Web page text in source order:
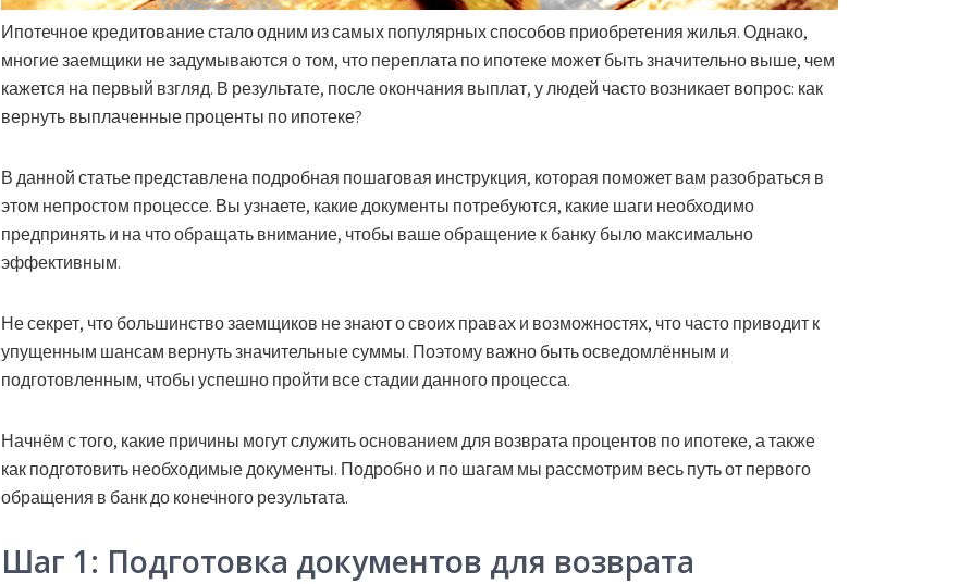
Ипотечное кредитованиестало одним из самых популярных способов приобретения жилья. Однако,
многие заемщики не задумываются о том, что переплата по ипотеке может быть значительно выше, чем
кажется на первый взгляд. В результате, после окончания выплат, у людей часто возникает вопрос: как
вернуть выплаченные проценты по ипотеке?
В данной статье представленаподробная пошаговая инструкция, которая поможет вам разобраться в
этом непростом процессе. Вы узнаете, какие документы потребуются, какие шаги необходимо
предпринять и на что обращать внимание, чтобы ваше обращение к банку было максимально
эффективным.
Не секрет, что большинство заемщиков не знают о своих правах и возможностях, что часто приводит к
упущенным шансам вернуть значительные суммы. Поэтому важно быть осведомлённым и
подготовленным, чтобы успешно пройти все стадии данного процесса.
Начнём с того, какие причины могут служить основанием для возврата процентов по ипотеке, а также
как подготовить необходимые документы. Подробно и по шагам мы рассмотрим весь путь от первого
обращения в банк до конечного результата.
Шаг 1: Подготовка документов для возврата